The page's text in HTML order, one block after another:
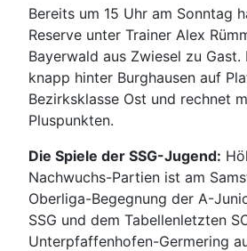
Bereits um 15 Uhr am Sonntag
Reserve unter Trainer Alex
Bayerwald aus Zwiesel zu Gast.
knapp hinter Burghausen auf
Bezirksklasse Ost und rechnet
Pluspunkten.
Die Spiele der SSG-Jugend:
Nachwuchs-Partien ist am
Oberliga-Begegnung der A-
SSG und dem Tabellenletzten
Unterpfaffenhofen-Germering